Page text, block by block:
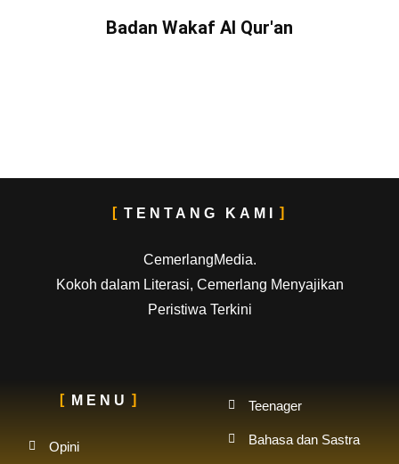
Badan Wakaf Al Qur'an
TENTANG KAMI
CemerlangMedia.
Kokoh dalam Literasi, Cemerlang Menyajikan
Peristiwa Terkini
MENU
Opini
Teenager
Bahasa dan Sastra